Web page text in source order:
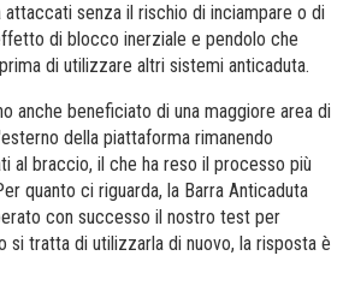
senza il rischio di inciampare o di
di blocco inerziale e pendolo che
di utilizzare altri sistemi anticaduta.
anche beneficiato di una maggiore area di
della piattaforma rimanendo
al braccio, il che ha reso il processo più
quanto ci riguarda, la Barra Anticaduta
con successo il nostro test per
si tratta di utilizzarla di nuovo, la risposta è